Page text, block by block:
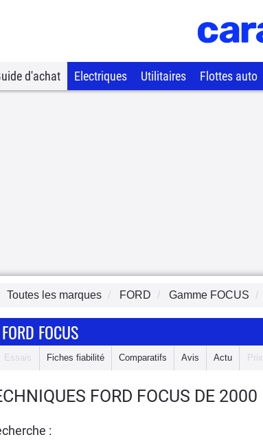
d'achat Electriques Utilitaires Flottes auto
Toutes les marques FORD Gamme FOCUS
FORD FOCUS
Essais Fiches fiabilité Comparatifs Avis Actu Prix
FORD FOCUS DE 2000
: